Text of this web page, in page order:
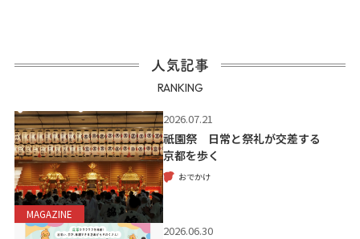
人気記事
RANKING
MAGAZINE
2026.07.21
祇園祭 日常と祭礼が交差する
京都を歩く
おでかけ
2026.06.30